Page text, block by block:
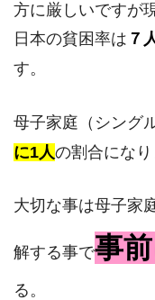
方に厳しいですが
日本の貧困率は ７
す。
母子家庭（シング
に1人の割合になり
大切な事は母子家
解する事で事
る。